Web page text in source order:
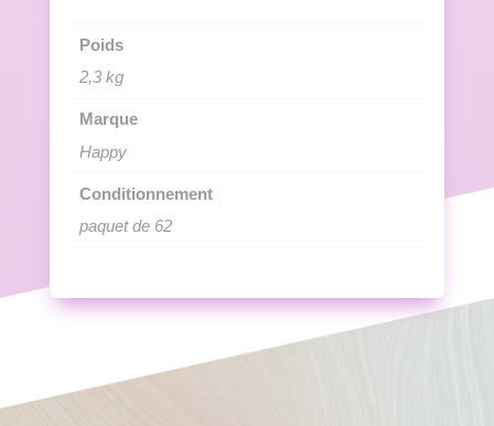
Poids
2,3 kg
Marque
Happy
Conditionnement
paquet de 62